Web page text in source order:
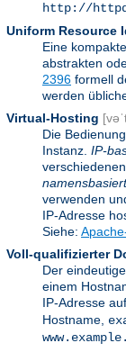
http://
Uniform Resource
Eine
abstrakten
2396 formell
werden
Virtual-Hosting
Die
Instanz. IP-
verwenden
IP-Adresse
Siehe:
Voll-qualifizierter
Der
einem
IP-Adresse
Hostname,